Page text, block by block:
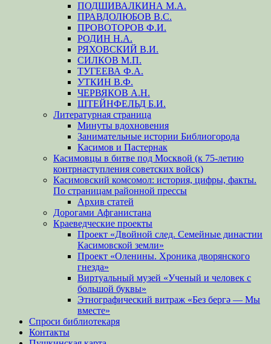
ПОДШИВАЛКИНА М.А.
ПРАВДОЛЮБОВ В.С.
ПРОВОТОРОВ Ф.И.
РОДИН Н.А.
РЯХОВСКИЙ В.И.
СИЛКОВ М.П.
ТУГЕЕВА Ф.А.
УТКИН В.Ф.
ЧЕРВЯКОВ А.Н.
ШТЕЙНФЕЛЬД Б.И.
Литературная страница
Минуты вдохновения
Занимательные истории Библиогорода
Касимов и Пастернак
Касимовцы в битве под Москвой (к 75-летию
контрнаступления советских войск)
Касимовский комсомол: история, цифры, факты.
По страницам районной прессы
Архив статей
Дорогами Афганистана
Краеведческие проекты
Проект «Двойной след. Семейные династии
Касимовской земли»
Проект «Оленины. Хроника дворянского
гнезда»
Виртуальный музей «Ученый и человек с
большой буквы»
Этнографический витраж «Без бергə — Мы
вместе»
Спроси библиотекаря
Контакты